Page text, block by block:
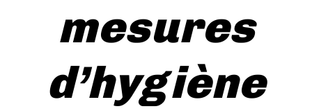
mesures
d’hygiène